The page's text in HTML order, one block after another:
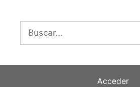
Buscar:
Acceder